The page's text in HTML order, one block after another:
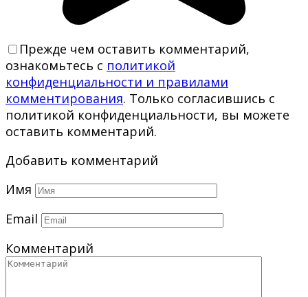
Прежде чем оставить комментарий,
ознакомьтесь с политикой
конфиденциальности и правилами
комментирования. Только согласившись с
политикой конфиденциальности, вы можете
оставить комментарий.
Добавить комментарий
Имя
Email
Комментарий